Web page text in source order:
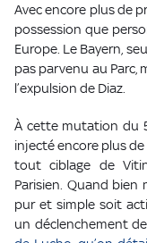
Avec encore plus de
possession que
Europe. Le Bayern,
pas parvenu au Parc,
l’expulsion de Diaz.
À cette mutation du
injecté encore plus
tout ciblage de
Parisien. Quand bien
pur et simple soit
un déclenchement